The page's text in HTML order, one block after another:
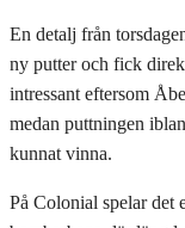
En detalj från
ny putter och fick
intressant eftersom
medan puttningen
kunnat vinna.
På Colonial spelar det